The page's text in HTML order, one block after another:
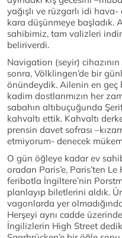
yağışlı ve rüzgarlı idi
kara düşünmeye başladık.
sahibimiz, tam valizleri
beliriverdi.
Navigation (seyir)
sonra, Völklingen’de bir
önündeydik. Ailenin en geç
kadim dostlarımızın her
sabahın altıbuçuğunda
kahvaltı ettik. Kahvaltı
prensin davet sofrası
etmiyorum- denecek
O gün öğleye kadar ev
oradan Paris’e, Paris’ten
feribotla İngiltere’nin
planlayıp biletlerini aldık.
vagonlarda yer
Herşeyi aynı cadde
İngilizlerin High Street